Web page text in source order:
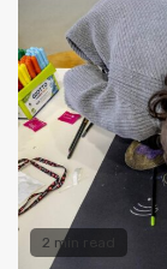
2 min read